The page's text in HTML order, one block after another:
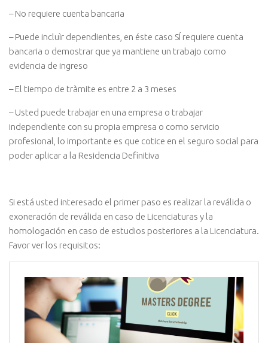
– No requiere cuenta bancaria
– Puede incluìr dependientes, en éste caso SÍ requiere cuenta
bancaria o demostrar que ya mantiene un trabajo como
evidencia de ingreso
– El tiempo de tràmite es entre 2 a 3 meses
– Usted puede trabajar en una empresa o trabajar
independiente con su propia empresa o como servicio
profesional, lo importante es que cotice en el seguro social para
poder aplicar a la Residencia Definitiva
Si está usted interesado el primer paso es realizar la reválida o
exoneración de reválida en caso de Licenciaturas y la
homologación en caso de estudios posteriores a la Licenciatura.
Favor ver los requisitos: